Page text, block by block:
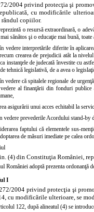
2004 privind protecţia şi
cu modificările
rândul copiilor.
o resursă extraordinară, o
sănătos şi o educaţie mai bună,
vedere interpretările diferite în
crearea de prejudicii atât la
instanţele de judecată învestite cu
tehnică legislativă, de a avea o
vedere că spitalele regionale de
al finanţării din fonduri
asigurării unui acces echitabil la
vedere prevederile Acordului stand-by
faptului că elementele sus-
de măsuri imediate pe calea
(4) din Constituţia României,
României adoptă prezenta ordonanţă
I
2004 privind protecţia şi
cu modificările ulterioare, se
122, după alineatul (4) se